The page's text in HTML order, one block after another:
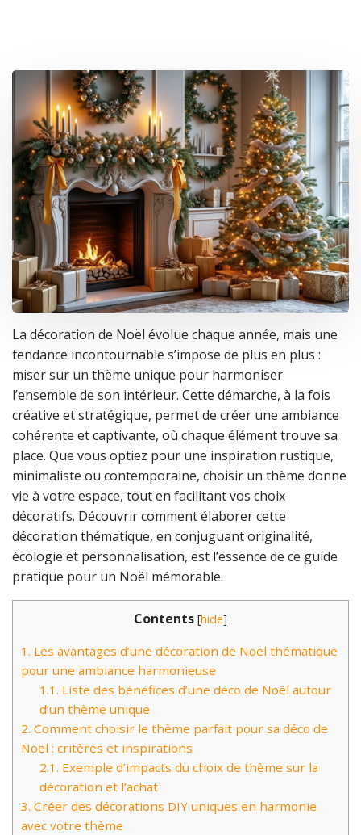
La décoration de Noël évolue chaque année, mais une
tendance incontournable s’impose de plus en plus :
miser sur un thème unique pour harmoniser
l’ensemble de son intérieur. Cette démarche, à la fois
créative et stratégique, permet de créer une ambiance
cohérente et captivante, où chaque élément trouve sa
place. Que vous optiez pour une inspiration rustique,
minimaliste ou contemporaine, choisir un thème donne
vie à votre espace, tout en facilitant vos choix
décoratifs. Découvrir comment élaborer cette
décoration thématique, en conjuguant originalité,
écologie et personnalisation, est l’essence de ce guide
pratique pour un Noël mémorable.
Contents [hide]
1. Les avantages d’une décoration de Noël thématique
pour une ambiance harmonieuse
1.1. Liste des bénéfices d’une déco de Noël autour
d’un thème unique
2. Comment choisir le thème parfait pour sa déco de
Noël : critères et inspirations
2.1. Exemple d’impacts du choix de thème sur la
décoration et l’achat
3. Créer des décorations DIY uniques en harmonie
avec votre thème